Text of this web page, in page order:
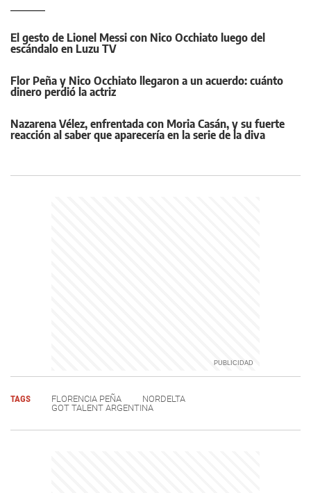
El gesto de Lionel Messi con Nico Occhiato luego del
escándalo en Luzu TV
Flor Peña y Nico Occhiato llegaron a un acuerdo: cuánto
dinero perdió la actriz
Nazarena Vélez, enfrentada con Moria Casán, y su fuerte
reacción al saber que aparecería en la serie de la diva
TAGS FLORENCIA PEÑA
NORDELTA
GOT TALENT ARGENTINA